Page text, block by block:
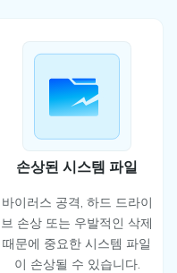
손상된 시스템 파일
바이러스 공격, 하드 드라이
브 손상 또는 우발적인 삭제
때문에 중요한 시스템 파일
이 손상될 수 있습니다.